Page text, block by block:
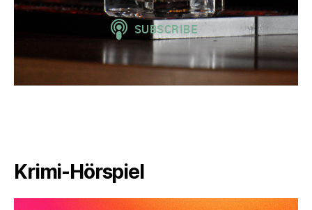
Krimi-Hörspiel